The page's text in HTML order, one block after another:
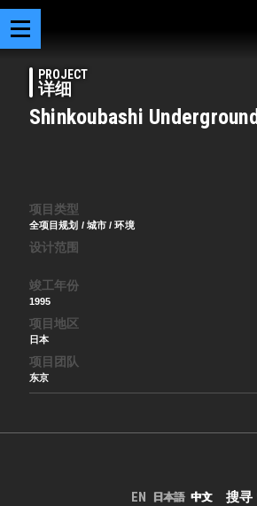
PROJECT
详细
Shinkoubashi Underground
项目类型
全项目规划 / 城市 / 环境
设计范围
竣工年份
1995
项目地区
日本
项目团队
东京
搜寻
EN 日本語 中文